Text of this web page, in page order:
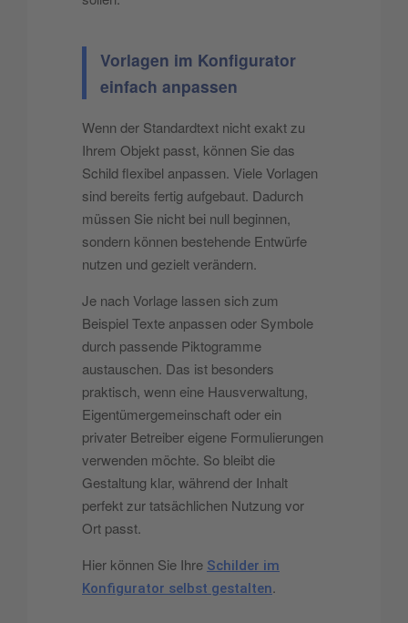
Vorlagen im Konfigurator
einfach anpassen
Wenn der Standardtext nicht exakt zu
Ihrem Objekt passt, können Sie das
Schild flexibel anpassen. Viele Vorlagen
sind bereits fertig aufgebaut. Dadurch
müssen Sie nicht bei null beginnen,
sondern können bestehende Entwürfe
nutzen und gezielt verändern.
Je nach Vorlage lassen sich zum
Beispiel Texte anpassen oder Symbole
durch passende Piktogramme
austauschen. Das ist besonders
praktisch, wenn eine Hausverwaltung,
Eigentümergemeinschaft oder ein
privater Betreiber eigene Formulierungen
verwenden möchte. So bleibt die
Gestaltung klar, während der Inhalt
perfekt zur tatsächlichen Nutzung vor
Ort passt.
Hier können Sie Ihre Schilder im
Konfigurator selbst gestalten.